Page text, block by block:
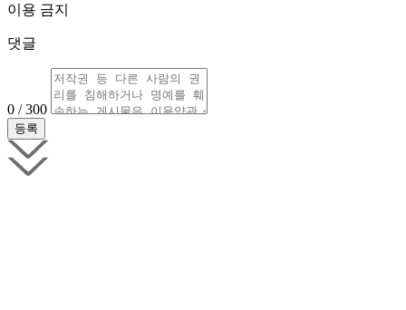
이용 금지
댓글
0 / 300